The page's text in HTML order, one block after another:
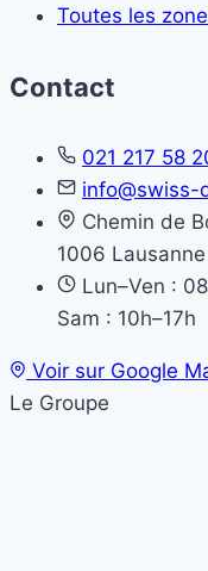
Toutes les
Contact
021 217 58
info@swiss-
Chemin de
1006 Lausanne
Lun–Ven :
Sam : 10h–17h
Voir sur Google
Le Groupe